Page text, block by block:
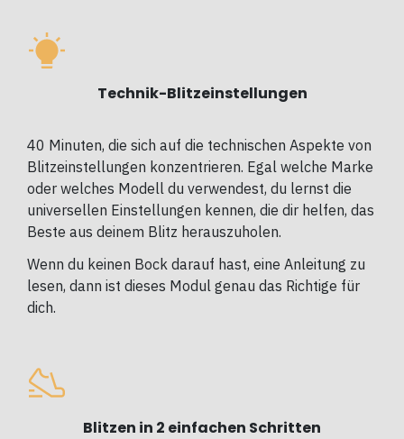
Technik-Blitzeinstellungen
40 Minuten, die sich auf die technischen Aspekte von
Blitzeinstellungen konzentrieren. Egal welche Marke
oder welches Modell du verwendest, du lernst die
universellen Einstellungen kennen, die dir helfen, das
Beste aus deinem Blitz herauszuholen.
Wenn du keinen Bock darauf hast, eine Anleitung zu
lesen, dann ist dieses Modul genau das Richtige für
dich.
Blitzen in 2 einfachen Schritten